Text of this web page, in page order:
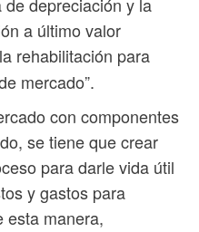
depreciación y la
a último valor
rehabilitación para
mercado”.
con componentes
se tiene que crear
para darle vida útil
y gastos para
esta manera,